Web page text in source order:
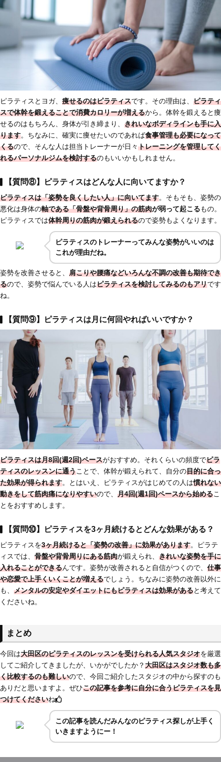
ピラティスとヨガ、 痩せるのはピラティスです。その理由は、 ピラティ
スで体幹を鍛えることで消費カロリーが増えるから。体幹を鍛えると痩
せるのはもちろん、身体が引き締まり、 きれいなボディラインも手に入
ります。ちなみに、確実に痩せたいのであれば食事管理も必要になって
くるので、そんな人は担当トレーナーが日々トレーニングを管理してく
れるパーソナルジムを検討するのもいいかもしれません。
【質問⑧】ピラティスはどんな人に向いてますか？
ピラティスは「姿勢を良くしたい人」に向いてます。そもそも、姿勢の
悪化は身体の軸である「骨盤や背骨周り」の筋肉が弱って起こるもの。
ピラティスでは体幹周りの筋肉が鍛えられるので姿勢もよくなります。
ピラティスのトレーナーってみんな姿勢がいいのは
これが理由だね。
姿勢を改善させると、 肩こりや腰痛などいろんな不調の改善も期待でき
るので、姿勢で悩んでいる人はピラティスを検討してみるのもアリです
ね。
【質問⑨】ピラティスは月に何回やればいいですか？
ピラティスは月8回(週2回)ペースがおすすめ。それくらいの頻度でピラ
ティスのレッスンに通うことで、体幹が鍛えられて、自分の目的に合っ
た効果が得られます。とはいえ、ピラティスがはじめての人は慣れない
動きをして筋肉痛になりやすいので、 月4回(週1回)ペースから始めるこ
とをおすすめします。
【質問⑩】ピラティスを3ヶ月続けるとどんな効果がある？
ピラティスを3ヶ月続けると「姿勢の改善」に効果があります。ピラテ
ィスでは、 骨盤や背骨周りにある筋肉が鍛えられ、 きれいな姿勢を手に
入れることができるんです。姿勢が改善されると自信がつくので、 仕事
や恋愛で上手くいくことが増えるでしょう。ちなみに姿勢の改善以外に
も、 メンタルの安定やダイエットにもピラティスは効果があると考えて
くださいね。
まとめ
今回は大田区のピラティスのレッスンを受けられる人気スタジオを厳選
してご紹介してきましたが、いかがでしたか？大田区はスタジオ数も多
く比較するのも難しいので、今回ご紹介したスタジオの中から探すのも
ありだと思いますよ。ぜひこの記事を参考に自分に合うピラティスを見
つけてくださいね
この記事を読んだみんなのピラティス探しが上手く
いきますようにー！